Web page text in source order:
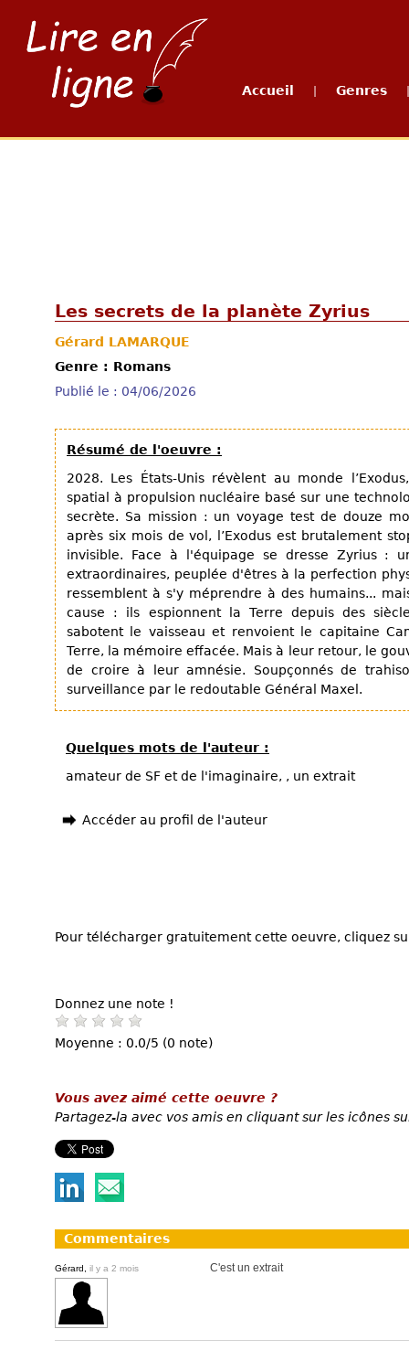
Accueil Genres
Les secrets de la planète Zyrius
Gérard LAMARQUE
Genre : Romans
Publié le : 04/06/2026
Résumé de l'oeuvre :
2028. Les États-Unis révèlent au monde
spatial à propulsion nucléaire basé sur une
secrète. Sa mission : un voyage test de douze
après six mois de vol, l’Exodus est brutalement
invisible. Face à l'équipage se dresse Zyrius :
extraordinaires, peuplée d'êtres à la perfection
ressemblent à s'y méprendre à des humains...
cause : ils espionnent la Terre depuis des
sabotent le vaisseau et renvoient le capitaine
Terre, la mémoire effacée. Mais à leur retour, le
de croire à leur amnésie. Soupçonnés de
surveillance par le redoutable Général Maxel.
Quelques mots de l'auteur :
amateur de SF et de l'imaginaire, , un extrait
Accéder au profil de l'auteur
Pour télécharger gratuitement cette oeuvre, cliquez
Donnez une note !
Moyenne : 0.0/5 (0 note)
Vous avez aimé cette oeuvre ?
Partagez-la avec vos amis en cliquant sur les icônes
Commentaires
Gérard, il y a 2 mois C'est un extrait